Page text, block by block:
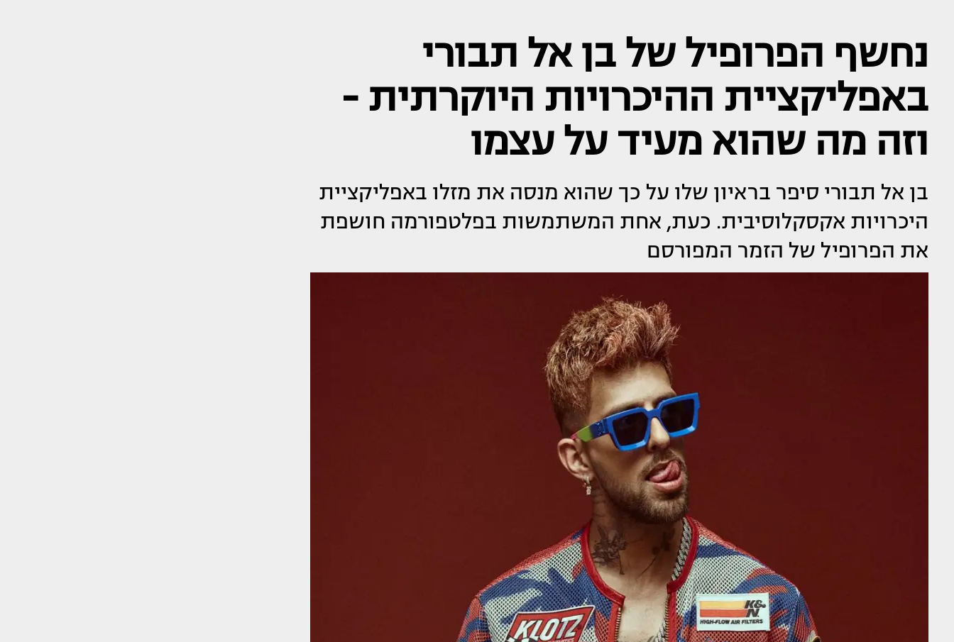
נחשף הפרופיל של בן אל תבורי
באפליקציית ההיכרויות היוקרתית -
וזה מה שהוא מעיד על עצמו
בן אל תבורי סיפר בראיון שלו על כך שהוא מנסה את מזלו באפליקציית
היכרויות אקסקלוסיבית. כעת, אחת המשתמשות בפלטפורמה חושפת
את הפרופיל של הזמר המפורסם